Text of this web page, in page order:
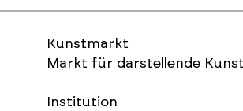
Kunstmarkt
Markt für darstellende
Institution